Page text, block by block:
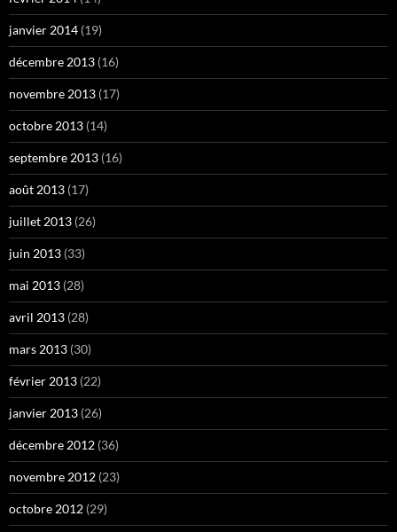
janvier 2014 (19)
décembre 2013 (16)
novembre 2013 (17)
octobre 2013 (14)
septembre 2013 (16)
août 2013 (17)
juillet 2013 (26)
juin 2013 (33)
mai 2013 (28)
avril 2013 (28)
mars 2013 (30)
février 2013 (22)
janvier 2013 (26)
décembre 2012 (36)
novembre 2012 (23)
octobre 2012 (29)